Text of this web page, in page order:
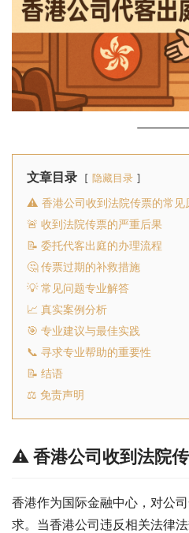
文章目录 隐藏目录
⚠️ 香港公司收到法院传票的常见
🚨 收到法院传票的严重后果
📝 委托代客出庭的办理流程
🤔 传票过期的补救措施
💡 常见问题专业解答
📈 真实案例分析
🎯 专业建议与最佳实践
📞 寻求专业帮助的重要性
📝 结语
⚖️ 免责声明
⚠️ 香港公司收到法院
香港作为国际金融中心，对公
求。当香港公司违反相关法律